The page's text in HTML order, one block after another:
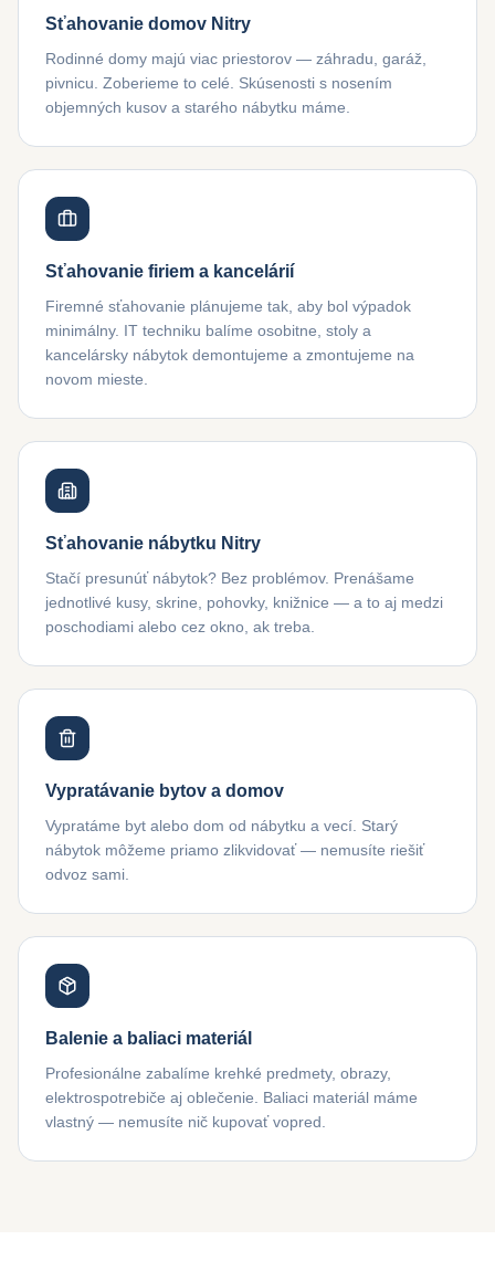
Sťahovanie domov Nitry
Rodinné domy majú viac priestorov — záhradu, garáž,
pivnicu. Zoberieme to celé. Skúsenosti s nosením
objemných kusov a starého nábytku máme.
Sťahovanie firiem a kancelárií
Firemné sťahovanie plánujeme tak, aby bol výpadok
minimálny. IT techniku balíme osobitne, stoly a
kancelársky nábytok demontujeme a zmontujeme na
novom mieste.
Sťahovanie nábytku Nitry
Stačí presunúť nábytok? Bez problémov. Prenášame
jednotlivé kusy, skrine, pohovky, knižnice — a to aj medzi
poschodiami alebo cez okno, ak treba.
Vypratávanie bytov a domov
Vypratáme byt alebo dom od nábytku a vecí. Starý
nábytok môžeme priamo zlikvidovať — nemusíte riešiť
odvoz sami.
Balenie a baliaci materiál
Profesionálne zabalíme krehké predmety, obrazy,
elektrospotrebiče aj oblečenie. Baliaci materiál máme
vlastný — nemusíte nič kupovať vopred.